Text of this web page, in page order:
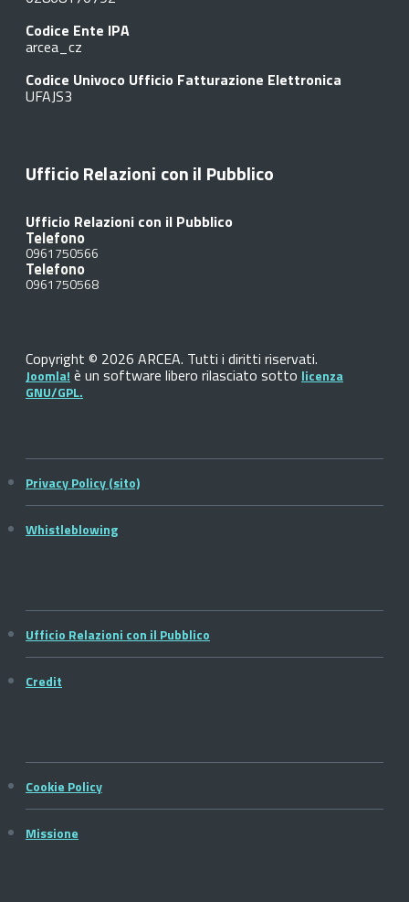
Codice Ente IPA
arcea_cz
Codice Univoco Ufficio Fatturazione Elettronica
UFAJS3
Ufficio Relazioni con il Pubblico
Ufficio Relazioni con il Pubblico
Telefono
0961750566
Telefono
0961750568
Copyright © 2026 ARCEA. Tutti i diritti riservati.
Joomla! è un software libero rilasciato sotto licenza
GNU/GPL.
Privacy Policy (sito)
Whistleblowing
Ufficio Relazioni con il Pubblico
Credit
Cookie Policy
Missione